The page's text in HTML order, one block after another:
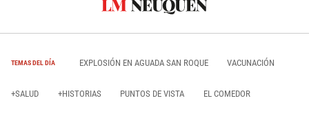
TEMAS DEL DÍA EXPLOSIÓN EN AGUADA SAN ROQUE VACUNACIÓN
+SALUD +HISTORIAS PUNTOS DE VISTA EL COMEDOR